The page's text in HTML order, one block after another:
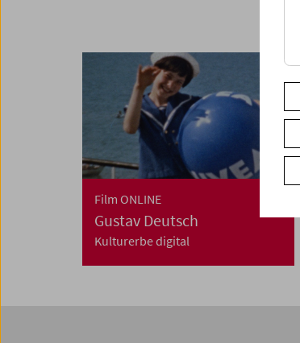
Film ONLINE
Gustav Deutsch
Kulturerbe digital